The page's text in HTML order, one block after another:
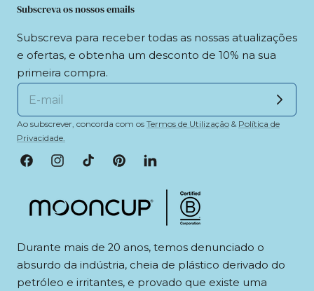
Subscreva os nossos emails
Subscreva para receber todas as nossas atualizações
e ofertas, e obtenha um desconto de 10% na sua
primeira compra.
Ao subscrever, concorda com os Termos de Utilização & Política de
Privacidade.
FacebookInstagramTikTokPinterestLinkedIn
Durante mais de 20 anos, temos denunciado o
absurdo da indústria, cheia de plástico derivado do
petróleo e irritantes, e provado que existe uma